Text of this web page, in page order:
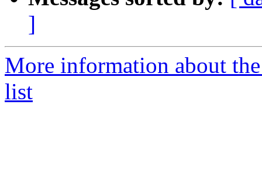
]
More information about
list